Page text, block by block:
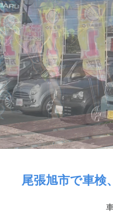
尾張旭市で車検